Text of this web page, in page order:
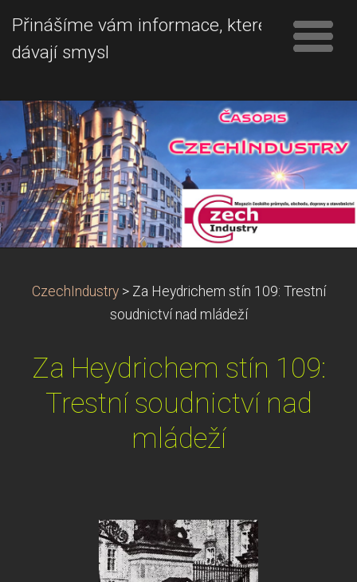
Přinášíme vám informace, které
dávají smysl
CzechIndustry > Za Heydrichem stín 109: Trestní
soudnictví nad mládeží
Za Heydrichem stín 109:
Trestní soudnictví nad
mládeží